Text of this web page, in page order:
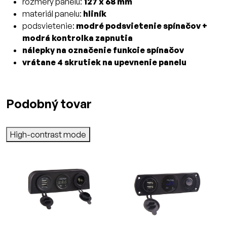
materiál panelu: hliník
podsvietenie: modré podsvietenie spínačov +
modrá kontrolka zapnutia
nálepky na označenie funkcie spínačov
vrátane 4 skrutiek na upevnenie panelu
Podobný tovar
High-contrast mode